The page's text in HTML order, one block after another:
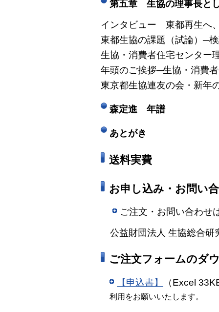
第五章 生協の理事長と
インタビュー 東都再生へ
東都生協の課題（試論）─
生協・消費者住宅センター
年頭のご挨拶─生協・消費
東京都生協連友の会・新年
森定進 年譜
あとがき
送料実費
お申し込み・お問い
ご注文・お問い合わせ
公益財団法人 生協総合研
ご注文フォームのダ
【申込書】 （Excel
利用をお願いいたします。